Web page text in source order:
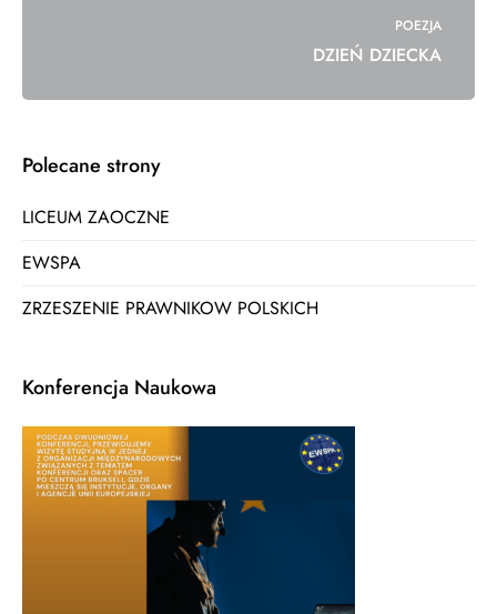
POEZJA
DZIEŃ DZIECKA
Polecane strony
LICEUM ZAOCZNE
EWSPA
ZRZESZENIE PRAWNIKOW POLSKICH
Konferencja Naukowa